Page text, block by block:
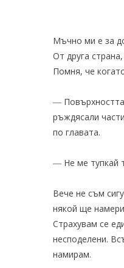
Мъчно ми е за
От друга
Помня, че
― Повърхността
ръждясали
по главата.
― Не ме тупкай
Вече не съм
някой ще
Страхувам се
несподелени.
намирам.